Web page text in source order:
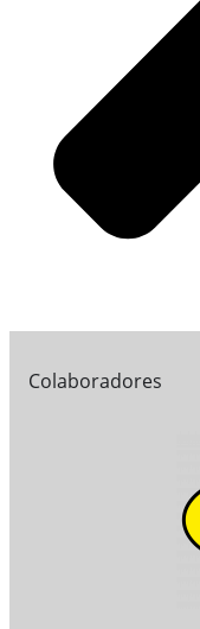
Colaboradores